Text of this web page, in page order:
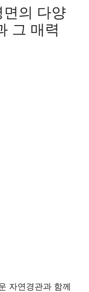
의 다양
그 매력
자연경관과 함께